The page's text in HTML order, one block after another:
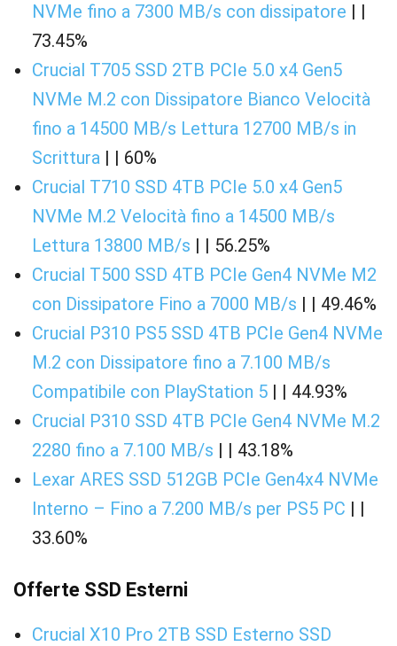
NVMe fino a 7300 MB/s con dissipatore | |
73.45%
Crucial T705 SSD 2TB PCIe 5.0 x4 Gen5
NVMe M.2 con Dissipatore Bianco Velocità
fino a 14500 MB/s Lettura 12700 MB/s in
Scrittura | | 60%
Crucial T710 SSD 4TB PCIe 5.0 x4 Gen5
NVMe M.2 Velocità fino a 14500 MB/s
Lettura 13800 MB/s | | 56.25%
Crucial T500 SSD 4TB PCIe Gen4 NVMe M2
con Dissipatore Fino a 7000 MB/s | | 49.46%
Crucial P310 PS5 SSD 4TB PCIe Gen4 NVMe
M.2 con Dissipatore fino a 7.100 MB/s
Compatibile con PlayStation 5 | | 44.93%
Crucial P310 SSD 4TB PCIe Gen4 NVMe M.2
2280 fino a 7.100 MB/s | | 43.18%
Lexar ARES SSD 512GB PCIe Gen4x4 NVMe
Interno – Fino a 7.200 MB/s per PS5 PC | |
33.60%
Offerte SSD Esterni
Crucial X10 Pro 2TB SSD Esterno SSD